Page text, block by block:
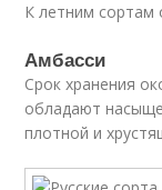
К летним сортам
Амбасси
Срок хранения
обладают
плотной и